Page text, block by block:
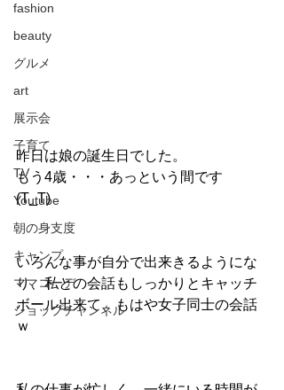
fashion
beauty
グルメ
art
展示会
子育て
TV
Youtube
朝の身支度
キャンプ
ママコーデ
ショップチャンネル
昨日は娘の誕生日でした。
もう4歳・・・あっという間です
(T_T)
いろんな事が自分で出来きるようにな
り、私との会話もしっかりとキャッチ
ボール出来て、もはや女子同士の会話
ｗ